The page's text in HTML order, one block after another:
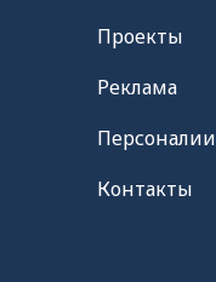
Проекты
Реклама
Персоналии
Контакты